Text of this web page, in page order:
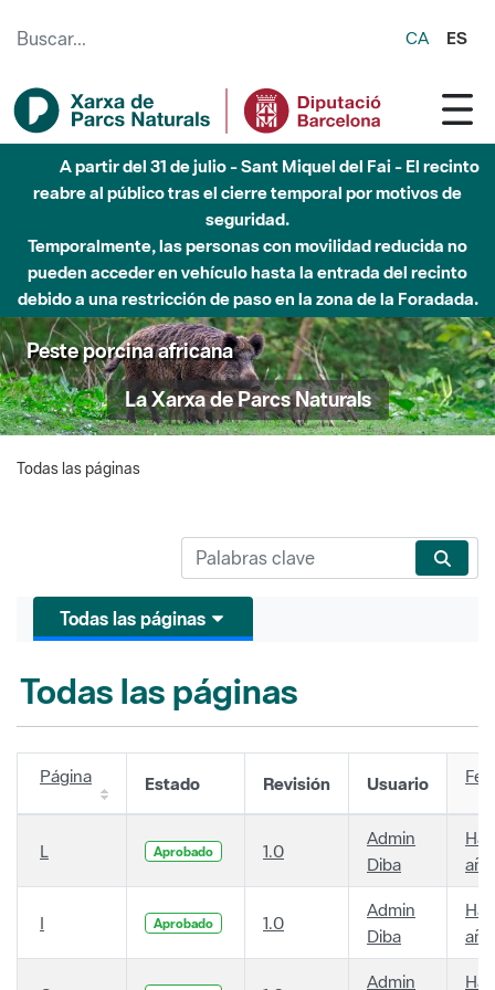
CA ES
A partir del 31 de julio - Sant Miquel del Fai - El recinto
reabre al público tras el cierre temporal por motivos de
seguridad.
Temporalmente, las personas con movilidad reducida no
pueden acceder en vehículo hasta la entrada del recinto
debido a una restricción de paso en la zona de la Foradada.
Peste porcina africana
La Xarxa de Parcs Naturals
Todas las páginas
Todas las páginas
Todas las páginas
Página Estado Revisión Usuario
L Aprobado 1.0
Admin
Diba
I Aprobado 1.0
Admin
Diba
Admin